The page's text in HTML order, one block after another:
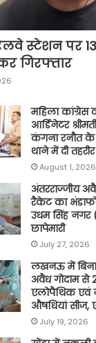
स्टेशन पर
गिरफ्तार
महिला कांग्रेस
आर्डिनेटर
कंगना रनौत
थाने में दी तहरीर
August 1, 2026
अंतरराज्जीय
रैकेट का
उधम सिंह नगर
छापेमारी
July 27, 2026
लखनऊ में
अवैध गोदाम से
एलोपैथिक एवं
औषधियां
July 19, 2026